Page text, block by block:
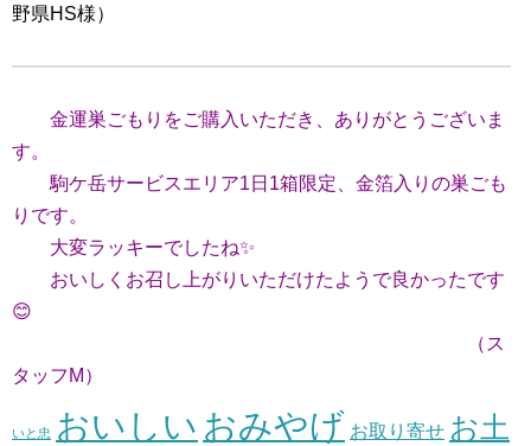
野県HS様）
金運巣ごもりをご購入いただき、ありがとうございま
す。
駒ケ岳サービスエリア1日1箱限定、金箔入りの巣ごも
りです。
大変ラッキーでしたね✨
おいしくお召し上がりいただけたようで良かったです
😊
（ス
タッフM）
いと忠 おいしい おみやげ お取り寄せ お土